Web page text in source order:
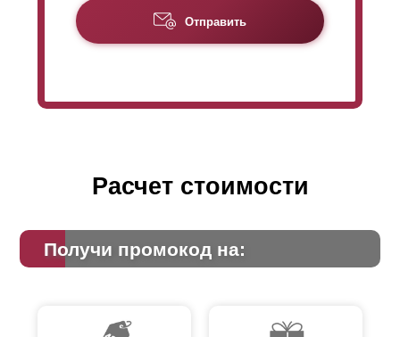
Отправить
Расчет стоимости
Получи промокод на: